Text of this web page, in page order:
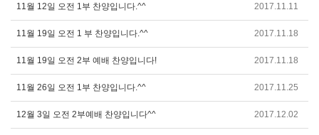
11월 12일 오전 1부 찬양입니다.^^ 2017.11.11
11월 19일 오전 1 부 찬양입니다.^^ 2017.11.18
11월 19일 오전 2부 예배 찬양입니다! 2017.11.18
11월 26일 오전 1부 찬양입니다.^^ 2017.11.25
12월 3일 오전 2부예배 찬양입니다^^ 2017.12.02